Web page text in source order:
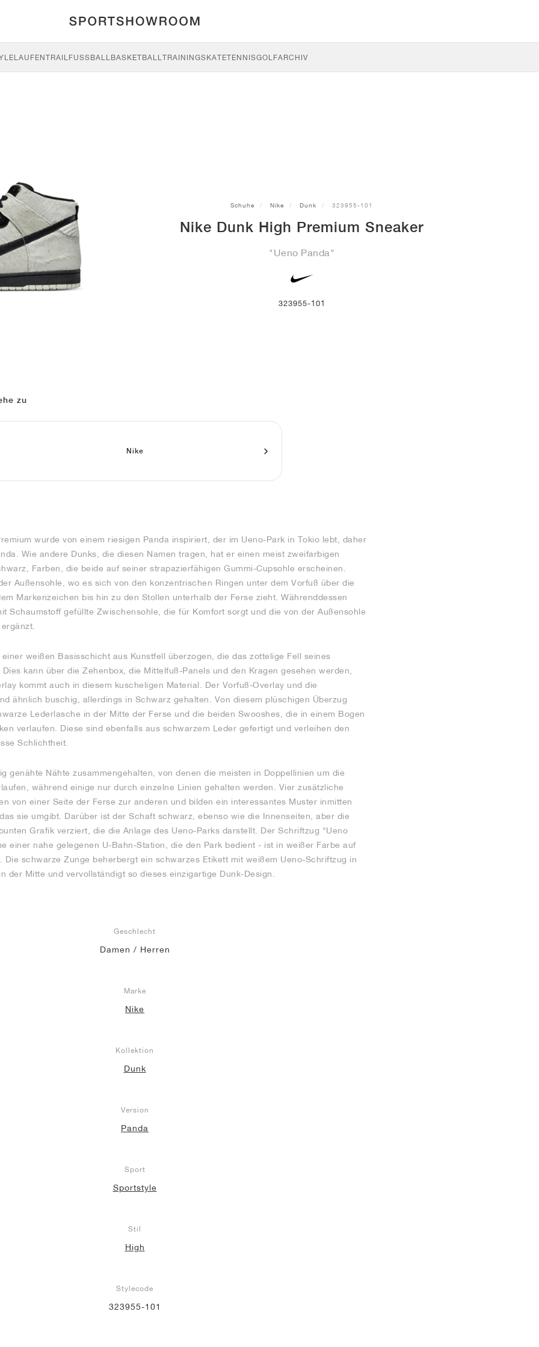
LAUFENTRAILFUSSBALL BASKETBALLTRAININGSKATETENNISGOLFARCHIV
Schuhe Nike Dunk 323955-101
Nike Dunk High Premium Sneaker
"Ueno Panda"
323955-101
zu
Nike
wurde von einem riesigen Panda inspiriert, der im Ueno-Park in Tokio lebt, daher
Wie andere Dunks, die diesen Namen tragen, hat er einen meist zweifarbigen
Farben, die beide auf seiner strapazierfähigen Gummi-Cupsohle erscheinen.
Außensohle, wo es sich von den konzentrischen Ringen unter dem Vorfuß über die
Markenzeichen bis hin zu den Stollen unterhalb der Ferse zieht. Währenddessen
Schaumstoff gefüllte Zwischensohle, die für Komfort sorgt und die von der Außensohle
weißen Basisschicht aus Kunstfell überzogen, die das zottelige Fell seines
kann über die Zehenbox, die Mittelfuß-Panels und den Kragen gesehen werden,
kommt auch in diesem kuscheligen Material. Der Vorfuß-Overlay und die
ähnlich buschig, allerdings in Schwarz gehalten. Von diesem plüschigen Überzug
Lederlasche in der Mitte der Ferse und die beiden Swooshes, die in einem Bogen
verlaufen. Diese sind ebenfalls aus schwarzem Leder gefertigt und verleihen den
Schlichtheit.
genähte Nähte zusammengehalten, von denen die meisten in Doppellinien um die
während einige nur durch einzelne Linien gehalten werden. Vier zusätzliche
von einer Seite der Ferse zur anderen und bilden ein interessantes Muster inmitten
sie umgibt. Darüber ist der Schaft schwarz, ebenso wie die Innenseiten, aber die
Grafik verziert, die die Anlage des Ueno-Parks darstellt. Der Schriftzug "Ueno
einer nahe gelegenen U-Bahn-Station, die den Park bedient - ist in weißer Farbe auf
Die schwarze Zunge beherbergt ein schwarzes Etikett mit weißem Ueno-Schriftzug in
der Mitte und vervollständigt so dieses einzigartige Dunk-Design.
Geschlecht
Damen / Herren
Marke
Nike
Kollektion
Dunk
Version
Panda
Sport
Sportstyle
Stil
High
Stylecode
323955-101